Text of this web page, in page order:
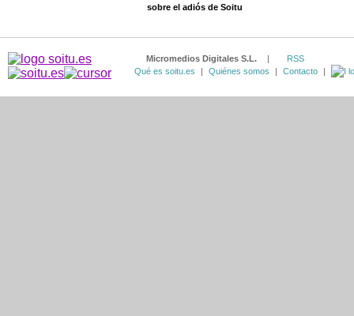
sobre el adiós de Soitu
Micromedios Digitales S.L. |
RSS
Qué es soitu.es
| Quiénes somos | Contacto |